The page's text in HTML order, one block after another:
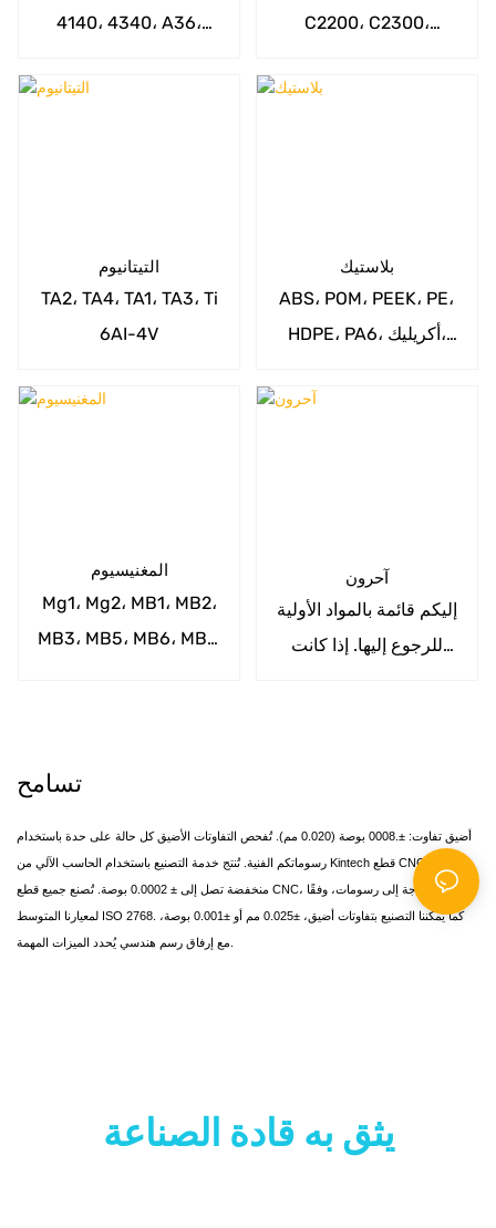
4140، 4340، A36،
1045، 4130، 4150،
C2200، C2300،
C3771، C3560، C2800،
التيتانيوم
TA2، TA4، TA1، TA3، Ti
6AI-4V
بلاستيك
ABS، POM، PEEK، PE،
HDPE، PA6، أكريليك،
PPS، PP، PS، PU، PBT،
المغنيسيوم
Mg1، Mg2، MB1، MB2،
MB3، MB5، MB6، MB7،
آحرون
إليكم قائمة بالمواد الأولية
للرجوع إليها. إذا كانت
تسامح
أضيق تفاوت: ±.0008 بوصة (0.020 مم). تُفحص التفاوتات الأضيق كل حالة على حدة باستخدام
رسوماتكم الفنية. تُنتج خدمة التصنيع باستخدام الحاسب الآلي من Kintech قطع CNC بتفاوتات
منخفضة تصل إلى ± 0.0002 بوصة. تُصنع جميع قطع CNC، دون الحاجة إلى رسومات، وفقًا
لمعيارنا المتوسط ​​ISO 2768. كما يُمكننا التصنيع بتفاوتات أضيق، ±0.025 مم أو ±0.001 بوصة،
يثق به قادة الصناعة